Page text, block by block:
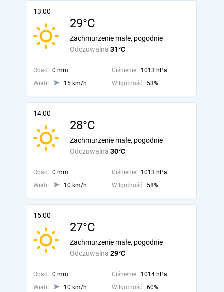
13:00
29°C
Odczuwalna 31°C
Zachmurzenie małe, pogodnie
Opad: 0 mm Ciśnienie: 1013 hPa
Wiatr:
15 km/h Wilgotność: 53%
14:00
28°C
Odczuwalna 30°C
Zachmurzenie małe, pogodnie
Opad: 0 mm Ciśnienie: 1013 hPa
Wiatr:
10 km/h Wilgotność: 58%
15:00
27°C
Odczuwalna 29°C
Zachmurzenie małe, pogodnie
Opad: 0 mm Ciśnienie: 1014 hPa
Wiatr:
10 km/h Wilgotność: 60%